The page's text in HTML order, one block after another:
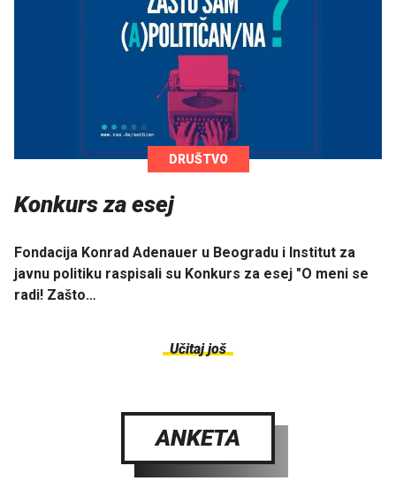
DRUŠTVO
Konkurs za esej
Fondacija Konrad Adenauer u Beogradu i Institut za
javnu politiku raspisali su Konkurs za esej "O meni se
radi! Zašto…
Učitaj još
ANKETA